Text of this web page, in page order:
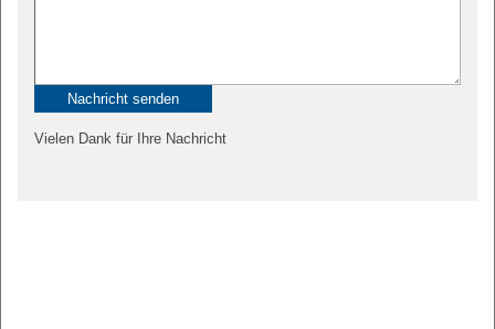
Vielen Dank für Ihre Nachricht